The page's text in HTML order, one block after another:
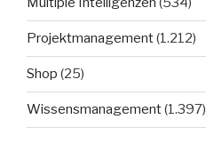
Projektmanagement(1.212)
Shop (25)
Wissensmanagement(1.397)